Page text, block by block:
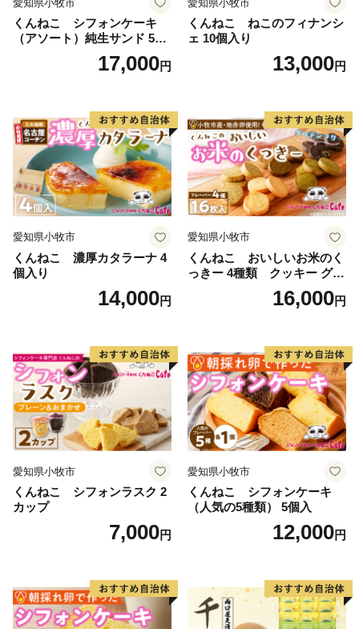
■ ワンストップ特例に関する問い合わせ
愛知県西尾市ふるさと納税ワンストップ受付センター
（シフトプラス株式会社）
※西尾市は、ワンストップ特例申請受付業務を外部委託
TEL：050-3114-2837
Mail：support@nishio.furusato-lg.jp
■ その他に関する問い合わせ
西尾市総合政策部秘書政策課
TEL：0563-65-2154
Mail：furusato@city.nishio.lg.jp
愛知県小牧市
くんねこ シフォンケーキ
（アソート）純生サンド 5個
17,000円
愛知県小牧市
くんねこ ねこのフィナンシ
ェ 10個入り
13,000円
愛知県小牧市
くんねこ 濃厚カタラーナ 4
個入り
14,000円
愛知県小牧市
くんねこ おいしいお米のく
っきー 4種類 クッキー グル
16,000円
愛知県小牧市
くんねこ シフォンラスク 2
カップ
7,000円
愛知県小牧市
くんねこ シフォンケーキ
（人気の5種類） 5個入
12,000円